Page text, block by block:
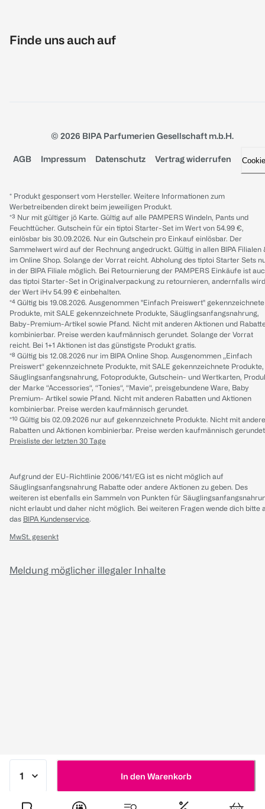
In den Warenkorb
Finde uns auch auf
© 2026 BIPA Parfumerien Gesellschaft m.b.H.
AGB Impressum Datenschutz Vertrag widerrufen
* Produkt gesponsert vom Hersteller. Weitere Informationen zum
Werbetreibenden direkt beim jeweiligen Produkt.
*³ Nur mit gültiger jö Karte. Gültig auf alle PAMPERS Windeln, Pants und
Feuchttücher. Gutschein für ein tiptoi Starter-Set im Wert von 54.99 €,
einlösbar bis 30.09.2026. Nur ein Gutschein pro Einkauf einlösbar. Der
Sammelwert wird auf der Rechnung angedruckt. Gültig in allen BIPA Filialen
im Online Shop. Solange der Vorrat reicht. Abholung des tiptoi Starter Sets
in der BIPA Filiale möglich. Bei Retournierung der PAMPERS Einkäufe ist
das tiptoi Starter-Set in Originalverpackung zu retournieren, andernfalls wird
der Wert iHv 54.99 € einbehalten.
*⁴ Gültig bis 19.08.2026. Ausgenommen "Einfach Preiswert" gekennzeichnete
Produkte, mit SALE gekennzeichnete Produkte, Säuglingsanfangsnahrung,
Baby-Premium-Artikel sowie Pfand. Nicht mit anderen Aktionen und
kombinierbar. Preise werden kaufmännisch gerundet. Solange der Vorrat
reicht. Bei 1+1 Aktionen ist das günstigste Produkt gratis.
*⁸ Gültig bis 12.08.2026 nur im BIPA Online Shop. Ausgenommen „Einfach
Preiswert“ gekennzeichnete Produkte, mit SALE gekennzeichnete Produkte,
Säuglingsanfangsnahrung, Fotoprodukte, Gutschein- und Wertkarten,
der Marke “Accessories“, “Tonies“, “Mavie“, preisgebundene Ware, Baby
Premium- Artikel sowie Pfand. Nicht mit anderen Rabatten und Aktionen
kombinierbar. Preise werden kaufmännisch gerundet.
*¹⁰ Gültig bis 02.09.2026 nur auf gekennzeichnete Produkte. Nicht mit
Rabatten und Aktionen kombinierbar. Preise werden kaufmännisch
Preisliste der letzten 30 Tage
Aufgrund der EU-Richtlinie 2006/141/EG ist es nicht möglich auf
Säuglingsanfangsnahrung Rabatte oder andere Aktionen zu geben. Des
weiteren ist ebenfalls ein Sammeln von Punkten für
nicht erlaubt und daher nicht möglich. Bei weiteren Fragen wende dich bitte
das BIPA Kundenservice.
MwSt. gesenkt
Meldung möglicher illegaler Inhalte